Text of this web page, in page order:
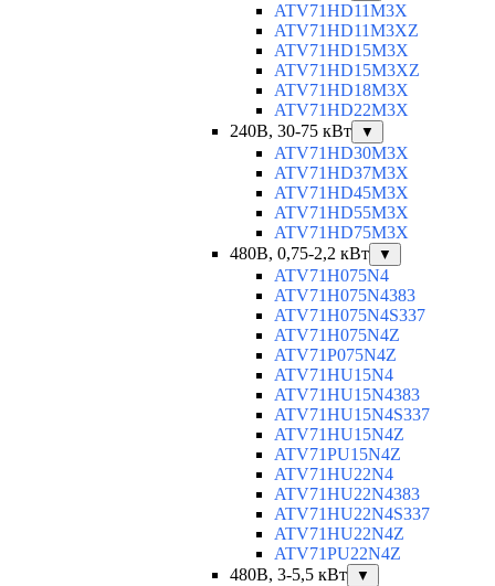
ATV71HD11M3X
ATV71HD11M3XZ
ATV71HD15M3X
ATV71HD15M3XZ
ATV71HD18M3X
ATV71HD22M3X
240В, 30-75 кВт
▼
ATV71HD30M3X
ATV71HD37M3X
ATV71HD45M3X
ATV71HD55M3X
ATV71HD75M3X
480В, 0,75-2,2 кВт
▼
ATV71H075N4
ATV71H075N4383
ATV71H075N4S337
ATV71H075N4Z
ATV71P075N4Z
ATV71HU15N4
ATV71HU15N4383
ATV71HU15N4S337
ATV71HU15N4Z
ATV71PU15N4Z
ATV71HU22N4
ATV71HU22N4383
ATV71HU22N4S337
ATV71HU22N4Z
ATV71PU22N4Z
480В, 3-5,5 кВт
▼